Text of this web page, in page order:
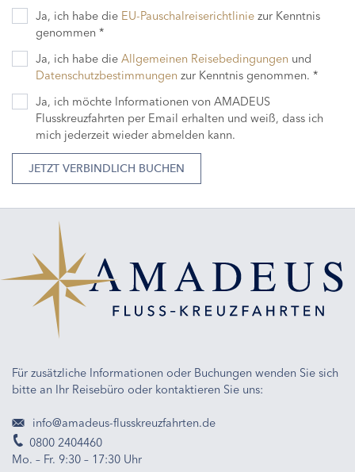
Ja, ich habe die EU-Pauschalreiserichtlinie zur Kenntnis
genommen *
Ja, ich habe die Allgemeinen Reisebedingungen und
Datenschutzbestimmungen zur Kenntnis genommen. *
Ja, ich möchte Informationen von AMADEUS
Flusskreuzfahrten per Email erhalten und weiß, dass ich
mich jederzeit wieder abmelden kann.
JETZT VERBINDLICH BUCHEN
Für zusätzliche Informationen oder Buchungen wenden Sie sich
bitte an Ihr Reisebüro oder kontaktieren Sie uns:
info@amadeus-flusskreuzfahrten.de
0800 2404460
Mo. – Fr. 9:30 – 17:30 Uhr